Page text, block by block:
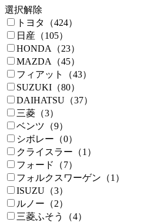
選択解除
トヨタ（424）
日産（105）
HONDA（23）
MAZDA（45）
フィアット（43）
SUZUKI（80）
DAIHATSU（37）
三菱（3）
ベンツ（9）
シボレー（0）
クライスラー（1）
フォード（7）
フォルクスワーゲン（1）
ISUZU（3）
ルノー（2）
三菱ふそう（4）